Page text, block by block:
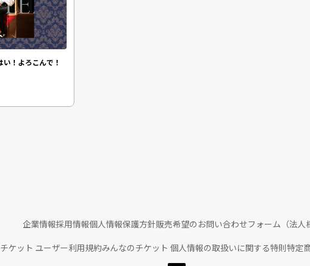
！よろこんで！
企業情報採用情報個人情報保護方針販売希望のお問い合わせフォーム（法人
ケット ユーザー利用規約みんなのチケット 個人情報の取扱いに関する特則特定